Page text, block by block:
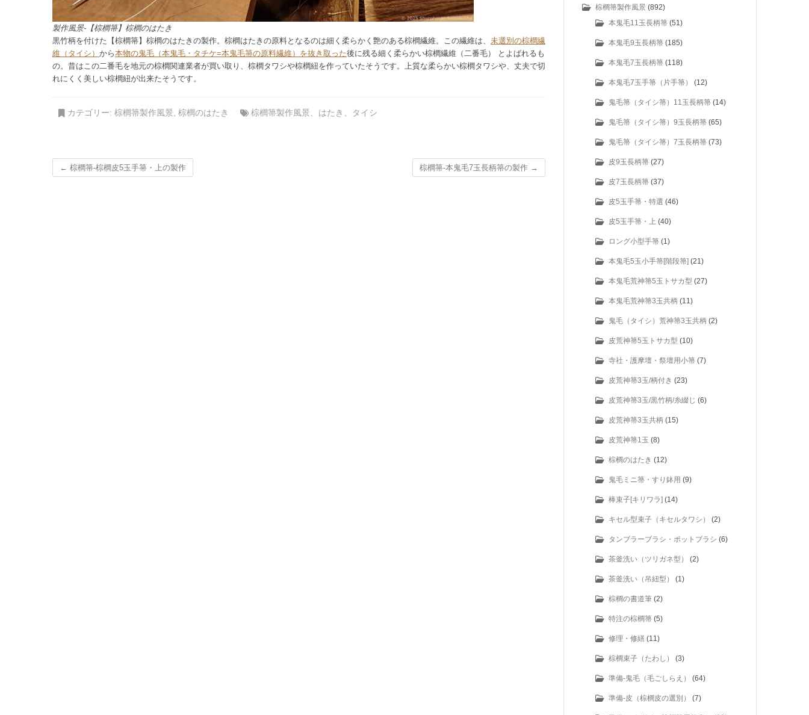
製作風景-【棕櫚箒】棕櫚のはたき
黒竹柄を付けた【棕櫚箒】棕櫚のはたきの製作。棕櫚はたきの原料となるのは細く柔らかく艶のある棕櫚繊維。この繊維は、 未選別の棕櫚繊
維（タイシ） から本物の鬼毛（本鬼毛・タチケ=本鬼毛箒の原料繊維）を抜き取った後に残る細く柔らかい棕櫚繊維（二番毛） とよばれるも
の。昔はこの二番毛を地元の棕櫚関連業者が買い取り、棕櫚タワシや棕櫚紐を作っていたそうです。上質な柔らかい棕櫚タワシや、丈夫で切
れにくく美しい棕櫚紐が出来たそうです。
カテゴリー: 棕櫚箒製作風景 棕櫚のはたき 棕櫚箒製作風景 はたき タイシ
← 棕櫚箒-棕櫚皮5玉手箒・上の製作 棕櫚箒-本鬼毛7玉長柄箒の製作 →
棕櫚箒製作風景 (892)
本鬼毛11玉長柄箒 (51)
本鬼毛9玉長柄箒 (185)
本鬼毛7玉長柄箒 (118)
本鬼毛7玉手箒（片手箒） (12)
鬼毛箒（タイシ箒）11玉長柄箒 (14)
鬼毛箒（タイシ箒）9玉長柄箒 (65)
鬼毛箒（タイシ箒）7玉長柄箒 (73)
皮9玉長柄箒 (27)
皮7玉長柄箒 (37)
皮5玉手箒・特選 (46)
皮5玉手箒・上 (40)
ロング小型手箒 (1)
本鬼毛5玉小手箒[階段箒] (21)
本鬼毛荒神箒5玉トサカ型 (27)
本鬼毛荒神箒3玉共柄 (11)
鬼毛（タイシ）荒神箒3玉共柄 (2)
皮荒神箒5玉トサカ型 (10)
寺社・護摩壇・祭壇用小箒 (7)
皮荒神箒3玉/柄付き (23)
皮荒神箒3玉/黒竹柄/糸綴じ (6)
皮荒神箒3玉共柄 (15)
皮荒神箒1玉 (8)
棕櫚のはたき (12)
鬼毛ミニ箒・すり鉢用 (9)
棒束子[キリワラ] (14)
キセル型束子（キセルタワシ） (2)
タンブラーブラシ・ポットブラシ (6)
茶釜洗い（ツリガネ型） (2)
茶釜洗い（吊紐型） (1)
棕櫚の書道筆 (2)
特注の棕櫚箒 (5)
修理・修繕 (11)
棕櫚束子（たわし） (3)
準備-鬼毛（毛ごしらえ） (64)
準備-皮（棕櫚皮の選別） (7)